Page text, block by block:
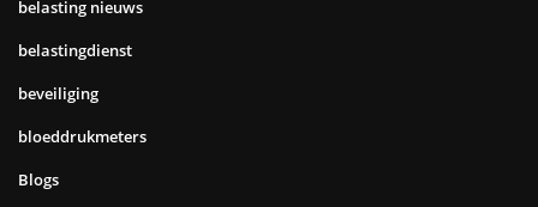
belasting nieuws
belastingdienst
beveiliging
bloeddrukmeters
Blogs